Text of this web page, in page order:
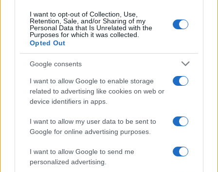
I want to opt-out of Collection, Use,
Retention, Sale, and/or Sharing of my
Personal Data that Is Unrelated with the
Purposes for which it was collected.
Opted Out
Google consents
I want to allow Google to enable storage
related to advertising like cookies on web or
device identifiers in apps.
I want to allow my user data to be sent to
Google for online advertising purposes.
I want to allow Google to send me
personalized advertising.